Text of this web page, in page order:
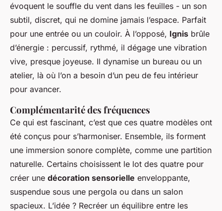
évoquent le souffle du vent dans les feuilles - un son
subtil, discret, qui ne domine jamais l’espace. Parfait
pour une entrée ou un couloir. À l’opposé, Ignis brûle
d’énergie : percussif, rythmé, il dégage une vibration
vive, presque joyeuse. Il dynamise un bureau ou un
atelier, là où l’on a besoin d’un peu de feu intérieur
pour avancer.
Complémentarité des fréquences
Ce qui est fascinant, c’est que ces quatre modèles ont
été conçus pour s’harmoniser. Ensemble, ils forment
une immersion sonore complète, comme une partition
naturelle. Certains choisissent le lot des quatre pour
créer une décoration sensorielle enveloppante,
suspendue sous une pergola ou dans un salon
spacieux. L’idée ? Recréer un équilibre entre les